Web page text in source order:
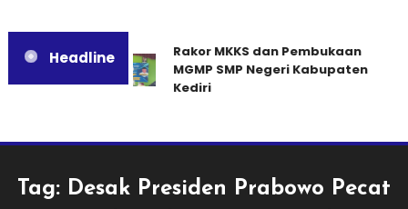
Headline
Rakor MKKS dan Pembukaan
MGMP SMP Negeri Kabupaten
Kediri
Tag: Desak Presiden Prabowo Pecat